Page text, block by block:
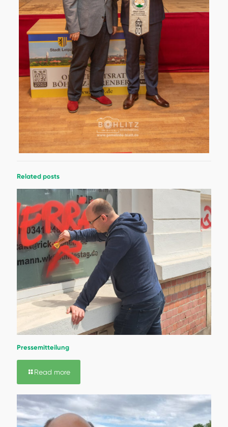
Related posts
Pressemitteilung
Read more